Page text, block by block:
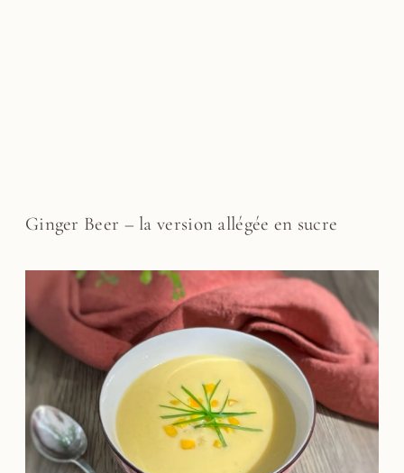
Ginger Beer – la version allégée en sucre